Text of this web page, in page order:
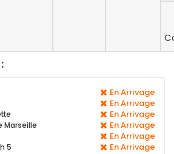
En Arrivage
En Arrivage
En Arrivage
Marseille En Arrivage
En Arrivage
5 En Arrivage